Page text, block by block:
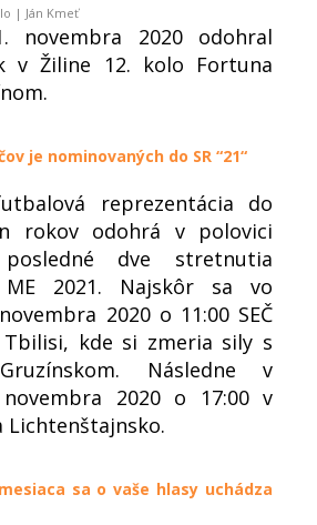
| Ján Kmeť
novembra 2020 odohral
v Žiline 12. kolo Fortuna
je nominovaných do SR “21“
reprezentácia do
rokov odohrá v polovici
posledné dve stretnutia
ME 2021. Najskôr sa vo
2020 o 11:00 SEČ
kde si zmeria sily s
Následne v
2020 o 17:00 v
sa o vaše hlasy uchádza